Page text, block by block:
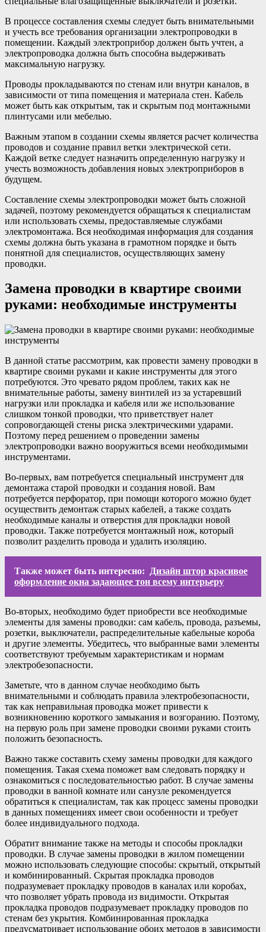
В процессе составления схемы следует быть внимательными
и учесть все требования организации электропроводки в
помещении. Каждый электроприбор должен быть учтен, а
электропроводка должна быть способна выдерживать
максимальную нагрузку.
Проводы прокладываются по стенам или внутри каналов, в
зависимости от типа помещения и материала стен. Кабель
может быть как открытым, так и скрытым под монтажными
плинтусами или мебелью.
Важным этапом в создании схемы является расчет количества
проводов и создание правил ветки электрической сети.
Каждой ветке следует назначить определенную нагрузку и
учесть возможность добавления новых электроприборов в
будущем.
Составление схемы электропроводки может быть сложной
задачей, поэтому рекомендуется обращаться к специалистам
или использовать схемы, предоставляемые службами
электромонтажа. Вся необходимая информация для создания
схемы должна быть указана в грамотном порядке и быть
понятной для специалистов, осуществляющих замену
проводки.
Замена проводки в квартире своими
руками: необходимые инструменты
В данной статье рассмотрим, как провести замену проводки в
квартире своими руками и какие инструменты для этого
потребуются. Это чревато рядом проблем, таких как не
внимательные работы, замену винтилей из за устаревший
нагрузки или прокладка и кабеля или же использование
слишком тонкой проводки, что приветствует налет
сопровогдающей стены риска электрическими ударами.
Поэтому перед решением о проведении замены
электропроводки важно вооружиться всеми необходимыми
инструментами.
Во-первых, вам потребуется специальный инструмент для
демонтажа старой проводки и создания новой. Вам
потребуется перфоратор, при помощи которого можно будет
осуществить демонтаж старых кабелей, а также создать
необходимые каналы и отверстия для прокладки новой
проводки. Также потребуется монтажный нож, который
позволит разделить провода и удалить изоляцию.
Также может быть интересно:
Дизайн штор красивое
оформление окна задающее тон всему интерьеру
Во-вторых, необходимо будет приобрести все необходимые
элементы для замены проводки: сам кабель, провода, разъемы,
розетки, выключатели, распределительные кабельные короба
и другие элементы. Убедитесь, что выбранные вами элементы
соответствуют требуемым характеристикам и нормам
электробезопасности.
Заметьте, что в данном случае необходимо быть
внимательными и соблюдать правила электробезопасности,
так как неправильная проводка может привести к
возникновению короткого замыкания и возгоранию. Поэтому,
на первую роль при замене проводки своими руками стоить
положить безопасность.
Важно также составить схему замены проводки для каждого
помещения. Такая схема поможет вам следовать порядку и
ознакомиться с последовательностью работ. В случае замены
проводки в ванной комнате или санузле рекомендуется
обратиться к специалистам, так как процесс замены проводки
в данных помещениях имеет свои особенности и требует
более индивидуального подхода.
Обратит внимание также на методы и способы прокладки
проводки. В случае замены проводки в жилом помещении
можно использовать следующие способы: скрытый, открытый
и комбинированный. Скрытая прокладка проводов
подразумевает прокладку проводов в каналах или коробах,
что позволяет убрать провода из видимости. Открытая
прокладка проводов подразумевает прокладку проводов по
стенам без укрытия. Комбинированная прокладка
предусматривает использование обоих методов в зависимости